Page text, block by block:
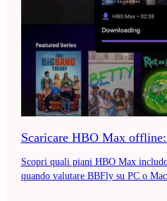
Scaricare HBO Max
Scopri quali piani HBO Max
quando valutare BBFly su PC o